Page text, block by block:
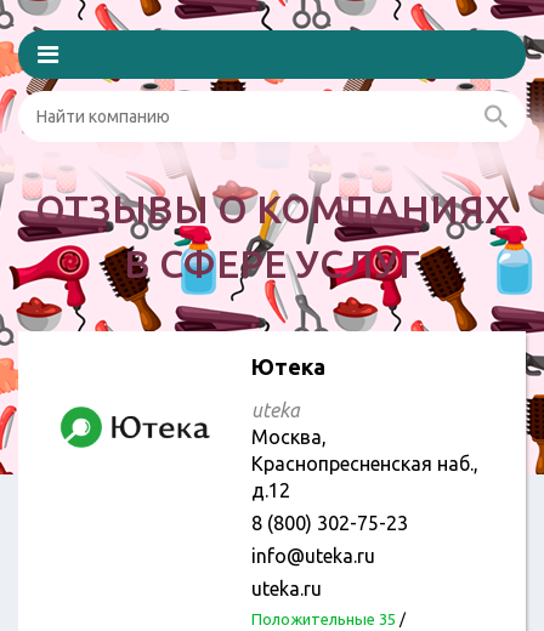
ОТЗЫВЫ О КОМПАНИЯХ
В СФЕРЕ УСЛУГ
Ютека
uteka
Москва,
Краснопресненская наб.,
д.12
8 (800) 302-75-23
info@uteka.ru
uteka.ru
Положительные 35 /